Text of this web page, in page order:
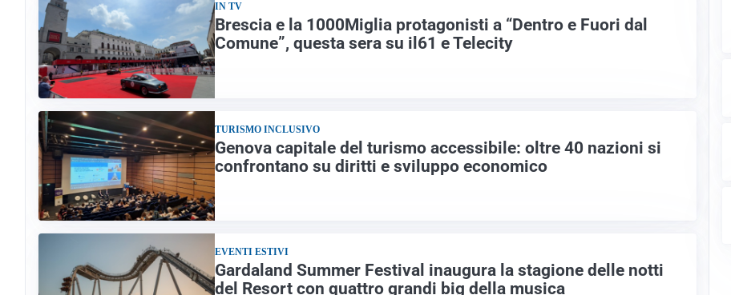
IN TV
Brescia e la 1000Miglia protagonisti a “Dentro e Fuori dal
Comune”, questa sera su il61 e Telecity
TURISMO INCLUSIVO
Genova capitale del turismo accessibile: oltre 40 nazioni si
confrontano su diritti e sviluppo economico
EVENTI ESTIVI
Gardaland Summer Festival inaugura la stagione delle notti
del Resort con quattro grandi big della musica